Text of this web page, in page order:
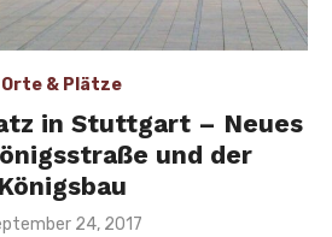
Orte & Plätze
in Stuttgart – Neues
und der
Königsbau
24, 2017